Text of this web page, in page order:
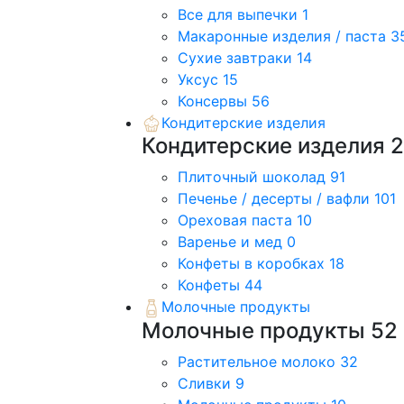
Все для выпечки 1
Макаронные изделия / паста
Сухие завтраки 14
Уксус 15
Консервы 56
Кондитерские изделия
Кондитерские изделия
Плиточный шоколад 91
Печенье / десерты / вафли 101
Ореховая паста 10
Варенье и мед 0
Конфеты в коробках 18
Конфеты 44
Молочные продукты
Молочные продукты 52
Растительное молоко 32
Сливки 9